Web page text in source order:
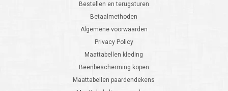
Bestellen en terugsturen
Betaalmethoden
Algemene voorwaarden
Privacy Policy
Maattabellen kleding
Beenbescherming kopen
Maattabellen paardendekens